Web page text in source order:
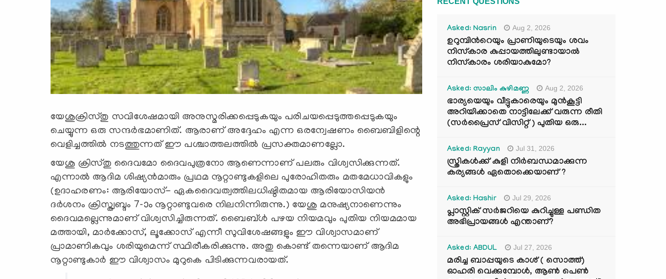
യേശുക്രിസ്തു സവിശേഷമായി അനുസ്മരിക്കപ്പെടുകയും പരിചയപ്പെടുത്തപ്പെടുകയും
ചെയ്യുന്ന ഒരു സന്ദര്‍ഭമാണിത്. ആരാണ് അദ്ദേഹം എന്ന ഒരന്വേഷണം ബൈബിളിന്റെ
വെളിച്ചത്തില്‍ നടത്തുന്നത് ഈ പശ്ചാത്തലത്തില്‍ പ്രസക്തമാണല്ലോ.
യേശു ക്രിസ്തു ദൈവമോ ദൈവപുത്രനോ ആണെന്നാണ് പലരും വിശ്വസിക്കുന്നത്.
എന്നാല്‍ ആദിമ ശിഷ്യന്‍മാരും പ്രഥമ നൂറ്റാണ്ടുകളിലെ പുരോഹിതരും മതമേധാവികളും
(ഉദാഹരണം: ആരിയോസ്- ഏകദൈവത്വത്തിലധിഷ്ഠിതമായ ആരിയോസിയന്‍
ദര്‍ശനം ക്രിസ്ത്വബ്ദം 7-ാം നൂറ്റാണ്ടുവരെ നിലനിന്നിരുന്നു.) യേശു മനുഷ്യനാണെന്നും
ദൈവമല്ലെന്നുമാണ് വിശ്വസിച്ചിരുന്നത്. ബൈബ്ള്‍ പഴയ നിയമവും പുതിയ നിയമമായ
മത്തായി, മാര്‍ക്കോസ്, ലൂക്കോസ് എന്നീ സുവിശേഷങ്ങളും ഈ വിശ്വാസമാണ്
പ്രാമാണികവും ശരിയുമെന്ന് സ്ഥിരീകരിക്കുന്നു. അതു കൊണ്ട് തന്നെയാണ് ആദിമ
നൂറ്റാണ്ടുകാര്‍ ഈ വിശ്വാസം മുറുകെ പിടിക്കുന്നവരായത്.
Asked: Nasrin Aug 2, 2026
ഉറുമ്പിന്‍റെയും പ്രാണിയുടെയും ശവം
നിസ്കാര കുപ്പായത്തിലുണ്ടായാൽ
നിസ്കാരം ശരിയാകുമോ?
Asked: സാലിം കുഴിമണ്ണ Aug 2, 2026
ഭാര്യയെയും വീട്ടുകാരെയും മുൻകൂട്ടി
അറിയിക്കാതെ നാട്ടിലേക്ക് വരുന്ന രീതി
(സർപ്രൈസ് വിസിറ്റ് ) പുതിയ ഒരു...
Asked: Rayyan Jul 31, 2026
സ്ത്രികൾക്ക് കുളി നിർബന്ധമാക്കുന്ന
കര്യങ്ങൾ ഏതൊക്കെയാണ് ?
Asked: Hashir Jul 29, 2026
പ്ലാസ്റ്റിക് സർജറിയെ കുറിച്ചുള്ള പണ്ഡിത
അഭിപ്രായങ്ങൾ എന്താണ്?
Asked: ABDUL Jul 27, 2026
മരിച്ച ബാപ്പയുടെ കാശ് ( സൊത്ത്)
ഓഹരി വെക്കുമ്പോൾ, ആണ്‍ പെണ്‍